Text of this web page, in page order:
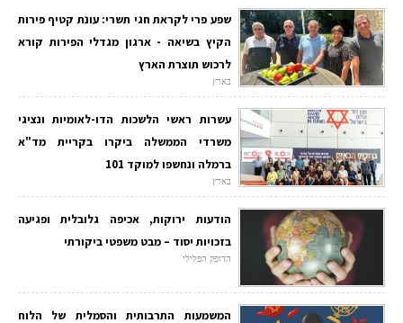
שפע פרי לקראת חגי תשרי: עונת קטיף פירות
הקיץ בשיאה - ארגון מגדלי הפירות קורא
לרכוש תוצרת הארץ
בארץ
עשרות ראשי הלשכות הדו-לאומיות ונציגי
משרדי הממשלה ביקרו בקריית מד"א
ברמלה ונחשפו למוקד 101
בארץ
הודעות ירוקות, אכיפה גלובלית ופגיעה
בזכויות יסוד – מבט משפטי ביקורתי
הדופק הפלילי
המשמעות התרבותית והסמלית של הלוח